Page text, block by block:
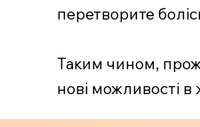
перетворите
Таким чином,
нові можливості в